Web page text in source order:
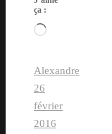
ça :
Chargement…
Alexandre
26
février
2016